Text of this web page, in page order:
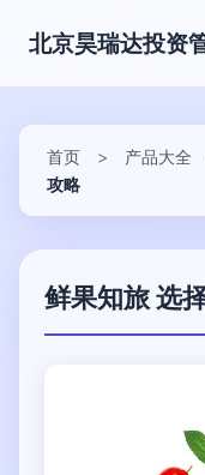
北京昊瑞达投资
首页 > 产品大全
攻略
鲜果知旅 选